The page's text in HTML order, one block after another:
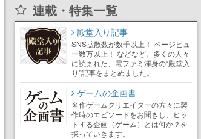
連載・特集一覧
殿堂入り記事
SNS拡散数が数千以上！ ページビュ
ー数万以上！ などなど。多くの人々
に読まれた、電ファミ渾身の“殿堂入
り”記事をまとめました。
ゲームの企画書
名作ゲームクリエイターの方々に製
作時のエピソードをお聞きし、ヒッ
トする企画（ゲーム）とは何か？を
探っていきます。